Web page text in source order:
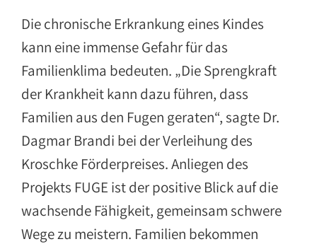
Die chronische Erkrankung eines Kindes
kann eine immense Gefahr für das
Familienklima bedeuten. „Die Sprengkraft
der Krankheit kann dazu führen, dass
Familien aus den Fugen geraten“, sagte Dr.
Dagmar Brandi bei der Verleihung des
Kroschke Förderpreises. Anliegen des
Projekts FUGE ist der positive Blick auf die
wachsende Fähigkeit, gemeinsam schwere
Wege zu meistern. Familien bekommen